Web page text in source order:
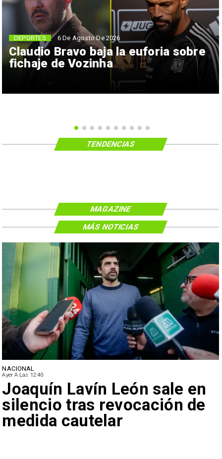
Claudio Bravo baja la euforia sobre
fichaje de Vozinha
DEPORTES 6 De Agosto De 2026
TENDENCIAS
MAGAZINE
NACIONAL
Ayer A Las 12:40
Joaquín Lavín León sale en
silencio tras revocación de
medida cautelar
MÁS NOTICIAS